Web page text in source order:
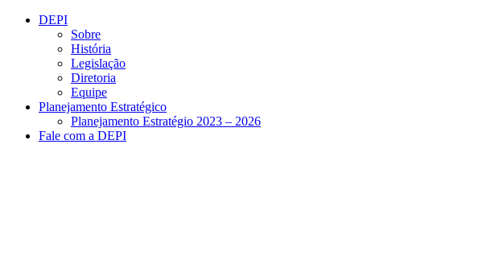
Conteúdo principal
DEPI
Sobre
História
Legislação
Diretoria
Equipe
Planejamento Estratégico
Planejamento Estratégio 2023 – 2026
Fale com a DEPI